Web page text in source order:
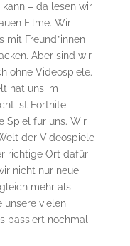
– da lesen wir
Filme. Wir
mit Freund*innen
Aber sind wir
ohne Videospiele.
hat uns im
ist Fortnite
Spiel für uns. Wir
der Videospiele
richtige Ort dafür
nicht nur neue
mehr als
unsere vielen
passiert nochmal